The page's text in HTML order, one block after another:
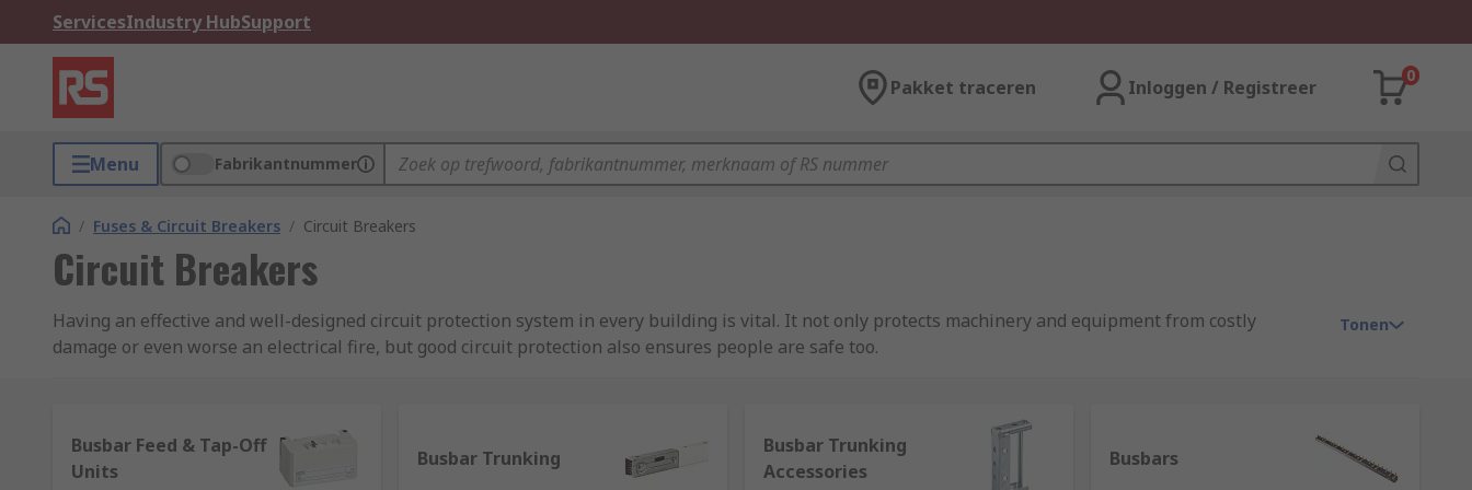
ServicesIndustry HubSupport
Pakket traceren Inloggen / Registreer
0
Menu Fabrikantnummer
/ Fuses & Circuit Breakers / Circuit Breakers
Circuit Breakers
Having an effective and well-designed circuit protection system in every building is vital. It not only protects machinery and equipment from costly
damage or even worse an electrical fire, but good circuit protection also ensures people are safe too.
as consumer units, distribution boards and accessories. Whether you are designing and building a new system or maintaining an old one we have
everything you need, providing the perfect end-to-end solution.
Tonen
Busbar Feed & Tap-Off
Units
Busbar Trunking
Busbar Trunking
Accessories
Busbars